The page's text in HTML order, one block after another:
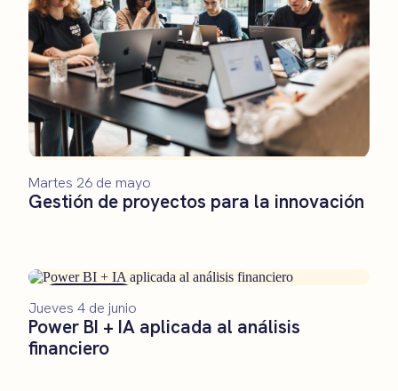
Gestión de proyectos para la innovación
Martes 26 de mayo
Power BI + IA aplicada al análisis
financiero
Jueves 4 de junio